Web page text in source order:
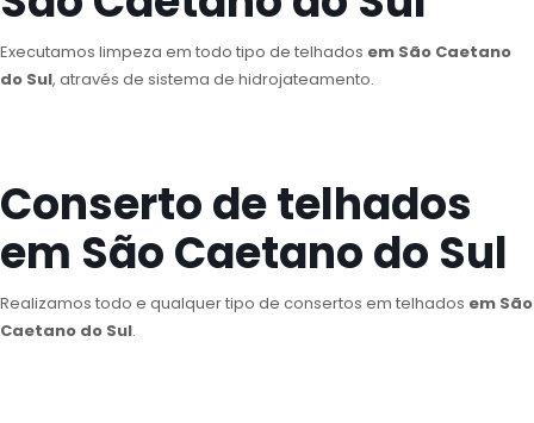
Executamos limpeza em todo tipo de telhados em São Caetano
do Sul, através de sistema de hidrojateamento.
Conserto de telhados
em São Caetano do Sul
Realizamos todo e qualquer tipo de consertos em telhados em São
Caetano do Sul.